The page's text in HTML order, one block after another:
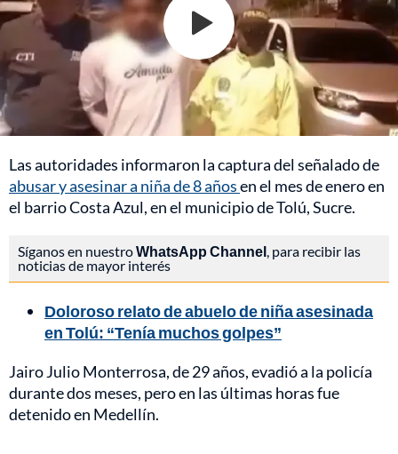
Las autoridades informaron la captura del señalado de
abusar y asesinar a niña de 8 añosen el mes de enero en
el barrio Costa Azul, en el municipio de Tolú, Sucre.
Síganos en nuestroWhatsApp Channel , para recibir las
noticias de mayor interés
Doloroso relato de abuelo de niña asesinada
en Tolú: “Tenía muchos golpes”
Jairo Julio Monterrosa, de 29 años, evadió a la policía
durante dos meses, pero en las últimas horas fue
detenido en Medellín.